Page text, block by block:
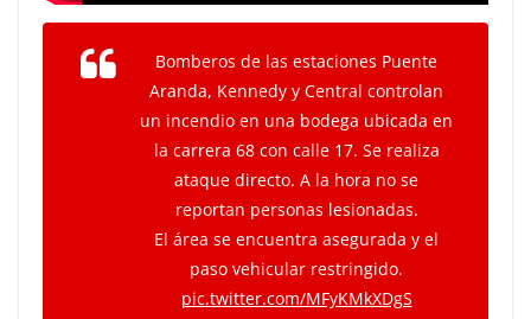
Bomberos de las estaciones Puente
Aranda, Kennedy y Central controlan
un incendio en una bodega ubicada en
la carrera 68 con calle 17. Se realiza
ataque directo. A la hora no se
reportan personas lesionadas.
El área se encuentra asegurada y el
paso vehicular restringido.
pic.twitter.com/MFyKMkXDgS